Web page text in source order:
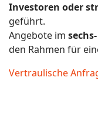
Investoren oder
geführt.
Angebote im
den Rahmen für
Vertraulische